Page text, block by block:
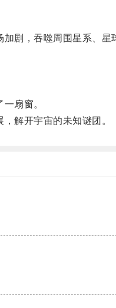
，吞噬周围星系、星
扇窗。
解开宇宙的未知谜团。